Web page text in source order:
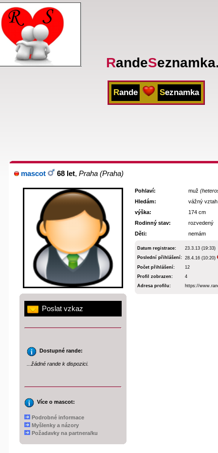
RandeS
Rande Seznamka
mascot 68 let, Praha (Praha)
Poslat vzkaz
Dostupné rande:
...žádné rande k dispozici.
Více o mascot:
Podrobné informace
Myšlenky a názory
Požadavky na partnera/ku
Pohlaví: muž
Hledám:
vážný
výška:
174 cm
Rodinný stav:
rozvedený
Děti:
nemám
Datum registrace:
23.3.13 (19:33)
Poslední přihlášení: 28.4.16 (10:20)
Počet přihlášení:
12
Profil zobrazen:
4
Adresa profilu:
https://